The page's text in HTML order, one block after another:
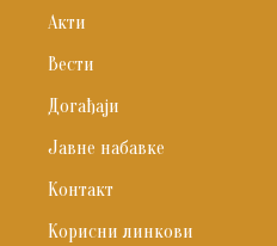
Акти
Вести
Догађаји
Јавне набавке
Контакт
Корисни линкови